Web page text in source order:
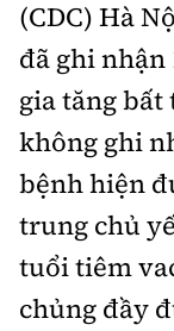
Tổng biên tập:
Phó Tổng biên
Nguyễn Đức
Hotline:
0901 514 799
Cấm sao chép
chấp thuận
(CDC) Hà
đã ghi nhận
gia tăng bất
không ghi
bệnh hiện
trung chủ
tuổi tiêm
chủng đầy